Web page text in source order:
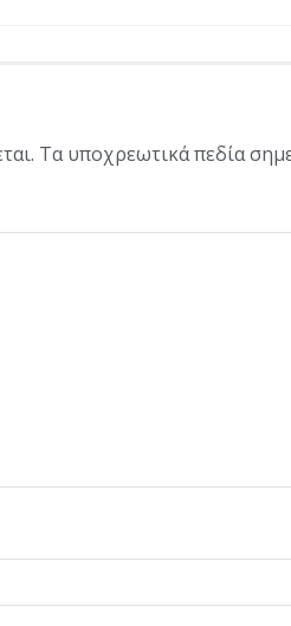
Τα υποχρεωτικά πεδία